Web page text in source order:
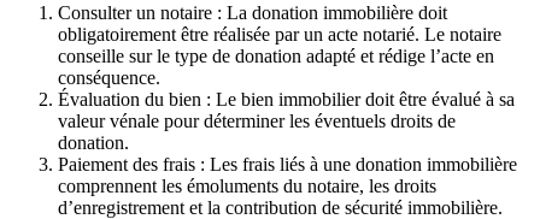
Consulter un notaire : La donation immobilière doit
obligatoirement être réalisée par un acte notarié. Le notaire
conseille sur le type de donation adapté et rédige l’acte en
conséquence.
Évaluation du bien : Le bien immobilier doit être évalué à sa
valeur vénale pour déterminer les éventuels droits de
donation.
Paiement des frais : Les frais liés à une donation immobilière
comprennent les émoluments du notaire, les droits
d’enregistrement et la contribution de sécurité immobilière.